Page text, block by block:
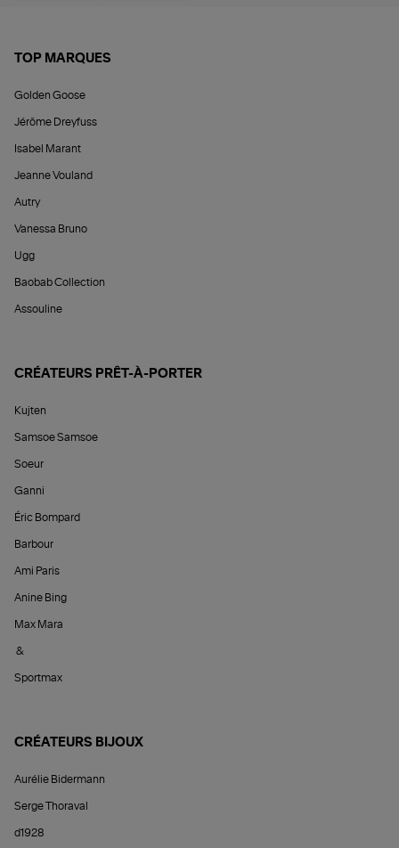
TOP MARQUES
Golden Goose
Jérôme Dreyfuss
Isabel Marant
Jeanne Vouland
Autry
Vanessa Bruno
Ugg
Baobab Collection
Assouline
CRÉATEURS PRÊT-À-PORTER
Kujten
Samsoe Samsoe
Soeur
Ganni
Éric Bompard
Barbour
Ami Paris
Anine Bing
Max Mara
&
Sportmax
CRÉATEURS BIJOUX
Aurélie Bidermann
Serge Thoraval
d1928